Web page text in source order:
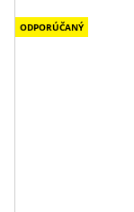
ODPORÚČANÝ